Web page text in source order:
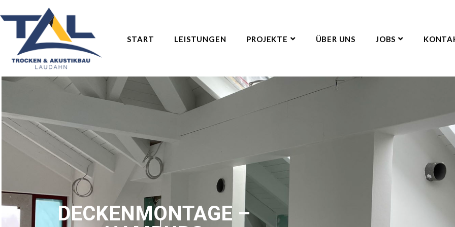
START LEISTUNGEN PROJEKTE ÜBER UNS JOBS
DECKENMONTAGE –